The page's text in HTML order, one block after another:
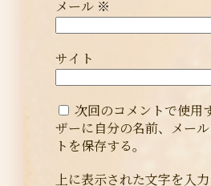
メール ※
サイト
次回のコメントで使用
ザーに自分の名前、メー
トを保存する。
上に表示された文字を入力